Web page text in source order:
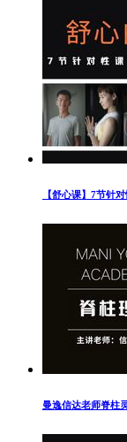
【舒心课】7节针
曼逸信达老师脊柱